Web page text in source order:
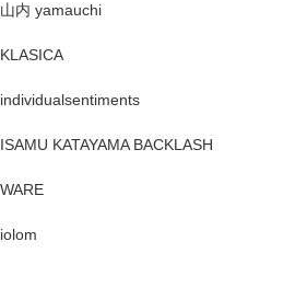
山内 yamauchi
KLASICA
individualsentiments
ISAMU KATAYAMA BACKLASH
WARE
iolom